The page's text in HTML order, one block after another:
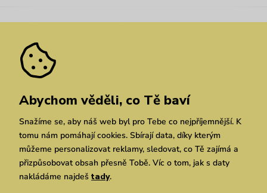
Pozáruční opravy
Velkoobchod
Dárkové poukazy
Vuchlook
Prodejny
Praha Brno Chrudim
Zásady ochrany osobních údajů
Abychom věděli, co Tě baví
Snažíme se, aby náš web byl pro Tebe co nejpříjemnější. K
tomu nám pomáhají cookies. Sbírají data, díky kterým
můžeme personalizovat reklamy, sledovat, co Tě zajímá a
přizpůsobovat obsah přesně Tobě. Víc o tom, jak s daty
nakládáme najdeš tady.